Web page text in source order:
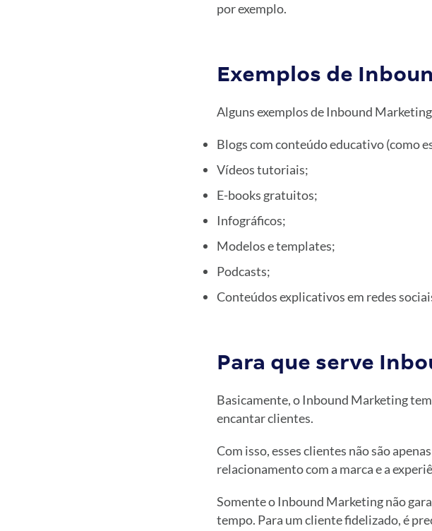
por exemplo.
Exemplos de
Alguns exemplos de Inbound
Blogs com conteúdo educativo (como
Vídeos tutoriais;
E-books gratuitos;
Infográficos;
Modelos e templates;
Podcasts;
Conteúdos explicativos em redes
Para que serve
Basicamente, o Inbound Marketing
encantar clientes.
Com isso, esses clientes não são
relacionamento com a marca e a
Somente o Inbound Marketing não
tempo. Para um cliente fidelizado, é